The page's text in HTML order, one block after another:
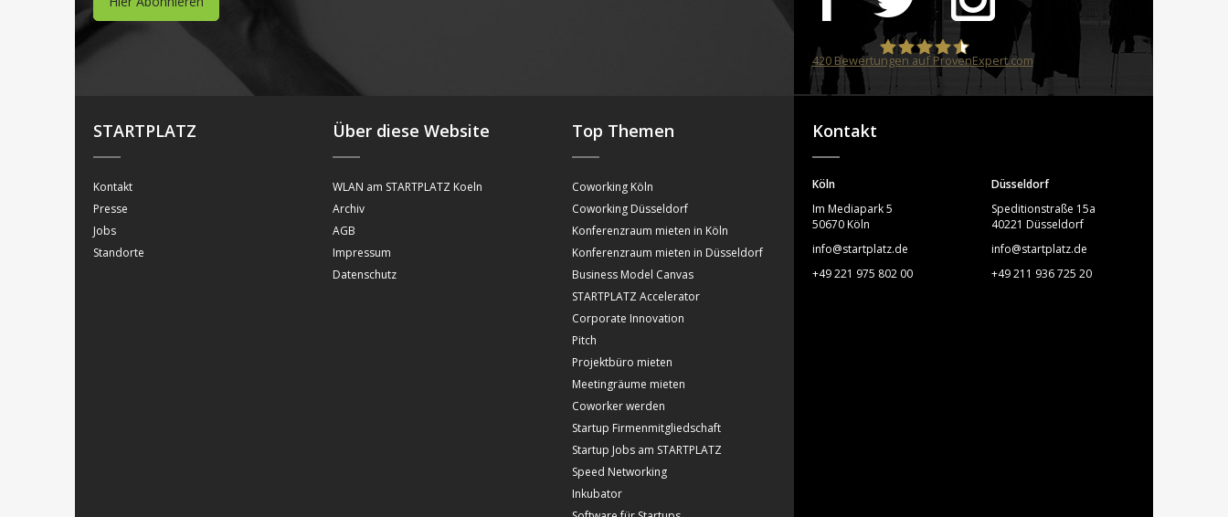
STARTPLATZ
420Bewertungen auf ProvenExpert.com
STARTPLATZ
Kontakt
Presse
Jobs
Standorte
Über diese Website
WLAN am STARTPLATZ Koeln
Archiv
AGB
Impressum
Datenschutz
Top Themen
Coworking Köln
Coworking Düsseldorf
Konferenzraum mieten in Köln
Konferenzraum mieten in Düsseldorf
Business Model Canvas
STARTPLATZ Accelerator
Corporate Innovation
Pitch
Projektbüro mieten
Meetingräume mieten
Coworker werden
Startup Firmenmitgliedschaft
Startup Jobs am STARTPLATZ
Speed Networking
Inkubator
Kontakt
Köln
Im Mediapark 5
50670 Köln
info@startplatz.de
+49 221 975 802 00
Düsseldorf
Speditionstraße 15a
40221 Düsseldorf
info@startplatz.de
+49 211 936 725 20